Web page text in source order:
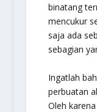
binatang
mencukur
saja ada
sebagian
Ingatlah
perbuatan
Oleh